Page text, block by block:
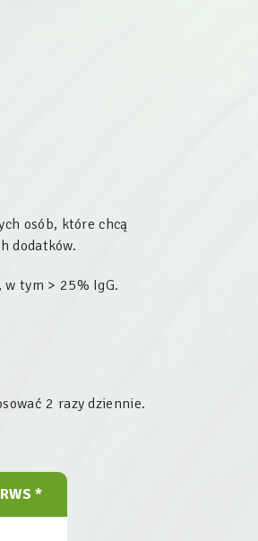
osób, które chcą
dodatków.
tym > 25% IgG.
2 razy dziennie.
*